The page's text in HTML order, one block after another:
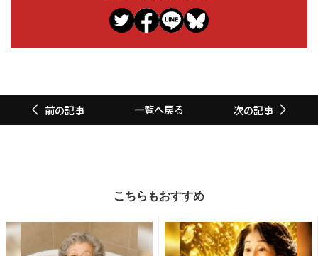
前の記事 一覧へ戻る 次の記事
こちらもおすすめ